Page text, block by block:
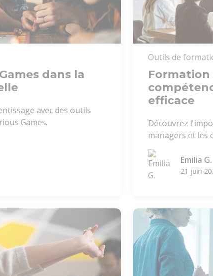
dans la
avec des outils
Games.
Outils de
Formation
efficace
Découvrez
managers et les
Emilia G.
21 juin